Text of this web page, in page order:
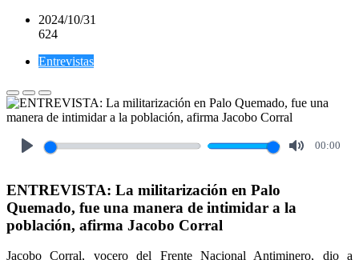
2024/10/31
624
Entrevistas
00:00
ENTREVISTA: La militarización en Palo
Quemado, fue una manera de intimidar a la
población, afirma Jacobo Corral
Jacobo Corral, vocero del Frente Nacional Antiminero, dio a